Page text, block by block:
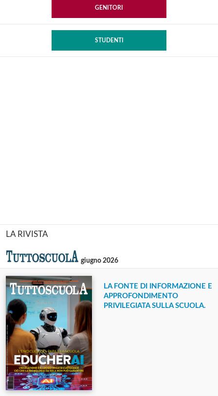
GENITORI
STUDENTI
LA RIVISTA
giugno 2026
LA FONTE DI INFORMAZIONE E
APPROFONDIMENTO
PRIVILEGIATA SULLA SCUOLA.